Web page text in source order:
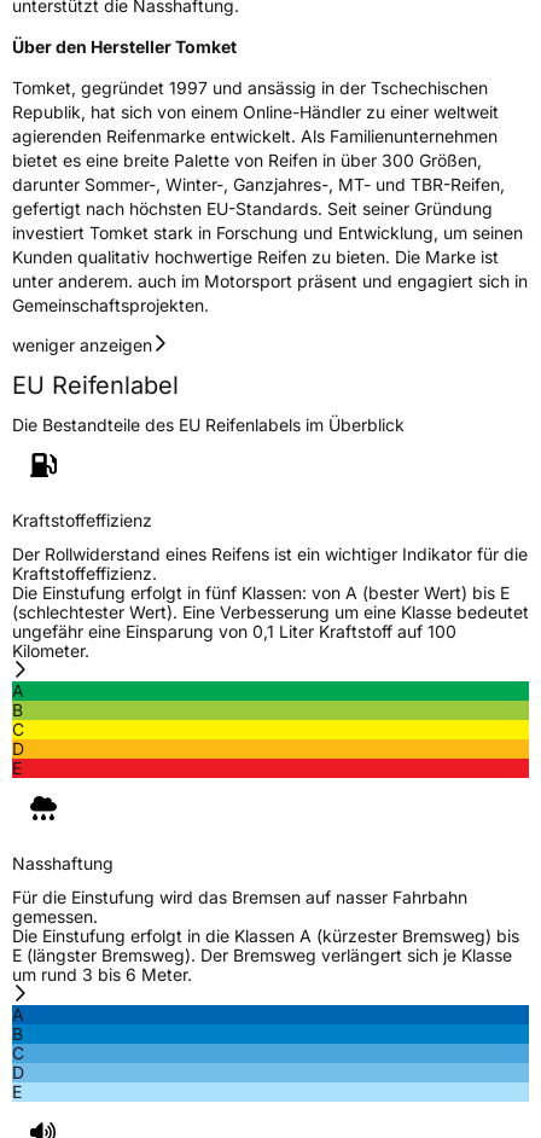
Rollgeräusch (dB) 69
FahrzeugklasseC1
3PMSF / Schneeflockensymbol / Alpine-SymbolNein
EisgripNein
EPREL ID560582
Allgemeine Produktsicherheit (GPSR)
HerstellerkontaktTOMKET s.r.o., Vojtesska 245/1 11000 Praha
www.TOMKET.com, sales@tomket.com
unterstützt die Nasshaftung.
Über den Hersteller Tomket
Tomket, gegründet 1997 und ansässig in der Tschechischen
Republik, hat sich von einem Online-Händler zu einer weltweit
agierenden Reifenmarke entwickelt. Als Familienunternehmen
bietet es eine breite Palette von Reifen in über 300 Größen,
darunter Sommer-, Winter-, Ganzjahres-, MT- und TBR-Reifen,
gefertigt nach höchsten EU-Standards. Seit seiner Gründung
investiert Tomket stark in Forschung und Entwicklung, um seinen
Kunden qualitativ hochwertige Reifen zu bieten. Die Marke ist
unter anderem. auch im Motorsport präsent und engagiert sich in
Gemeinschaftsprojekten.
weniger anzeigen
EU Reifenlabel
Die Bestandteile des EU Reifenlabels im Überblick
Kraftstoffeffizienz
Der Rollwiderstand eines Reifens ist ein wichtiger Indikator für die
Kraftstoffeffizienz.
Die Einstufung erfolgt in fünf Klassen: von A (bester Wert) bis E
(schlechtester Wert). Eine Verbesserung um eine Klasse bedeutet
ungefähr eine Einsparung von 0,1 Liter Kraftstoff auf 100
Kilometer.
A
B
C
D
E
Nasshaftung
Für die Einstufung wird das Bremsen auf nasser Fahrbahn
gemessen.
Die Einstufung erfolgt in die Klassen A (kürzester Bremsweg) bis
E (längster Bremsweg). Der Bremsweg verlängert sich je Klasse
um rund 3 bis 6 Meter.
A
B
C
D
E